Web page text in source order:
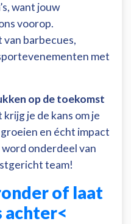
want jouw
voorop.
van barbecues,
met
op de toekomst
krijg je de kans om je
en écht impact
onderdeel van
team!
of laat
achter<